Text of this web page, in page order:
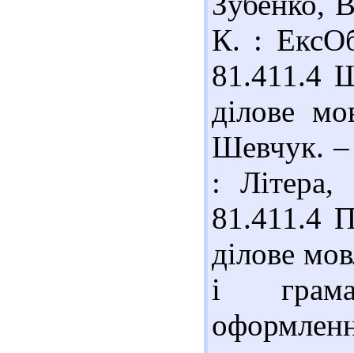
К. :
81.411.4
ділове
Шевчук. –
:
81.411.4
ділове
і